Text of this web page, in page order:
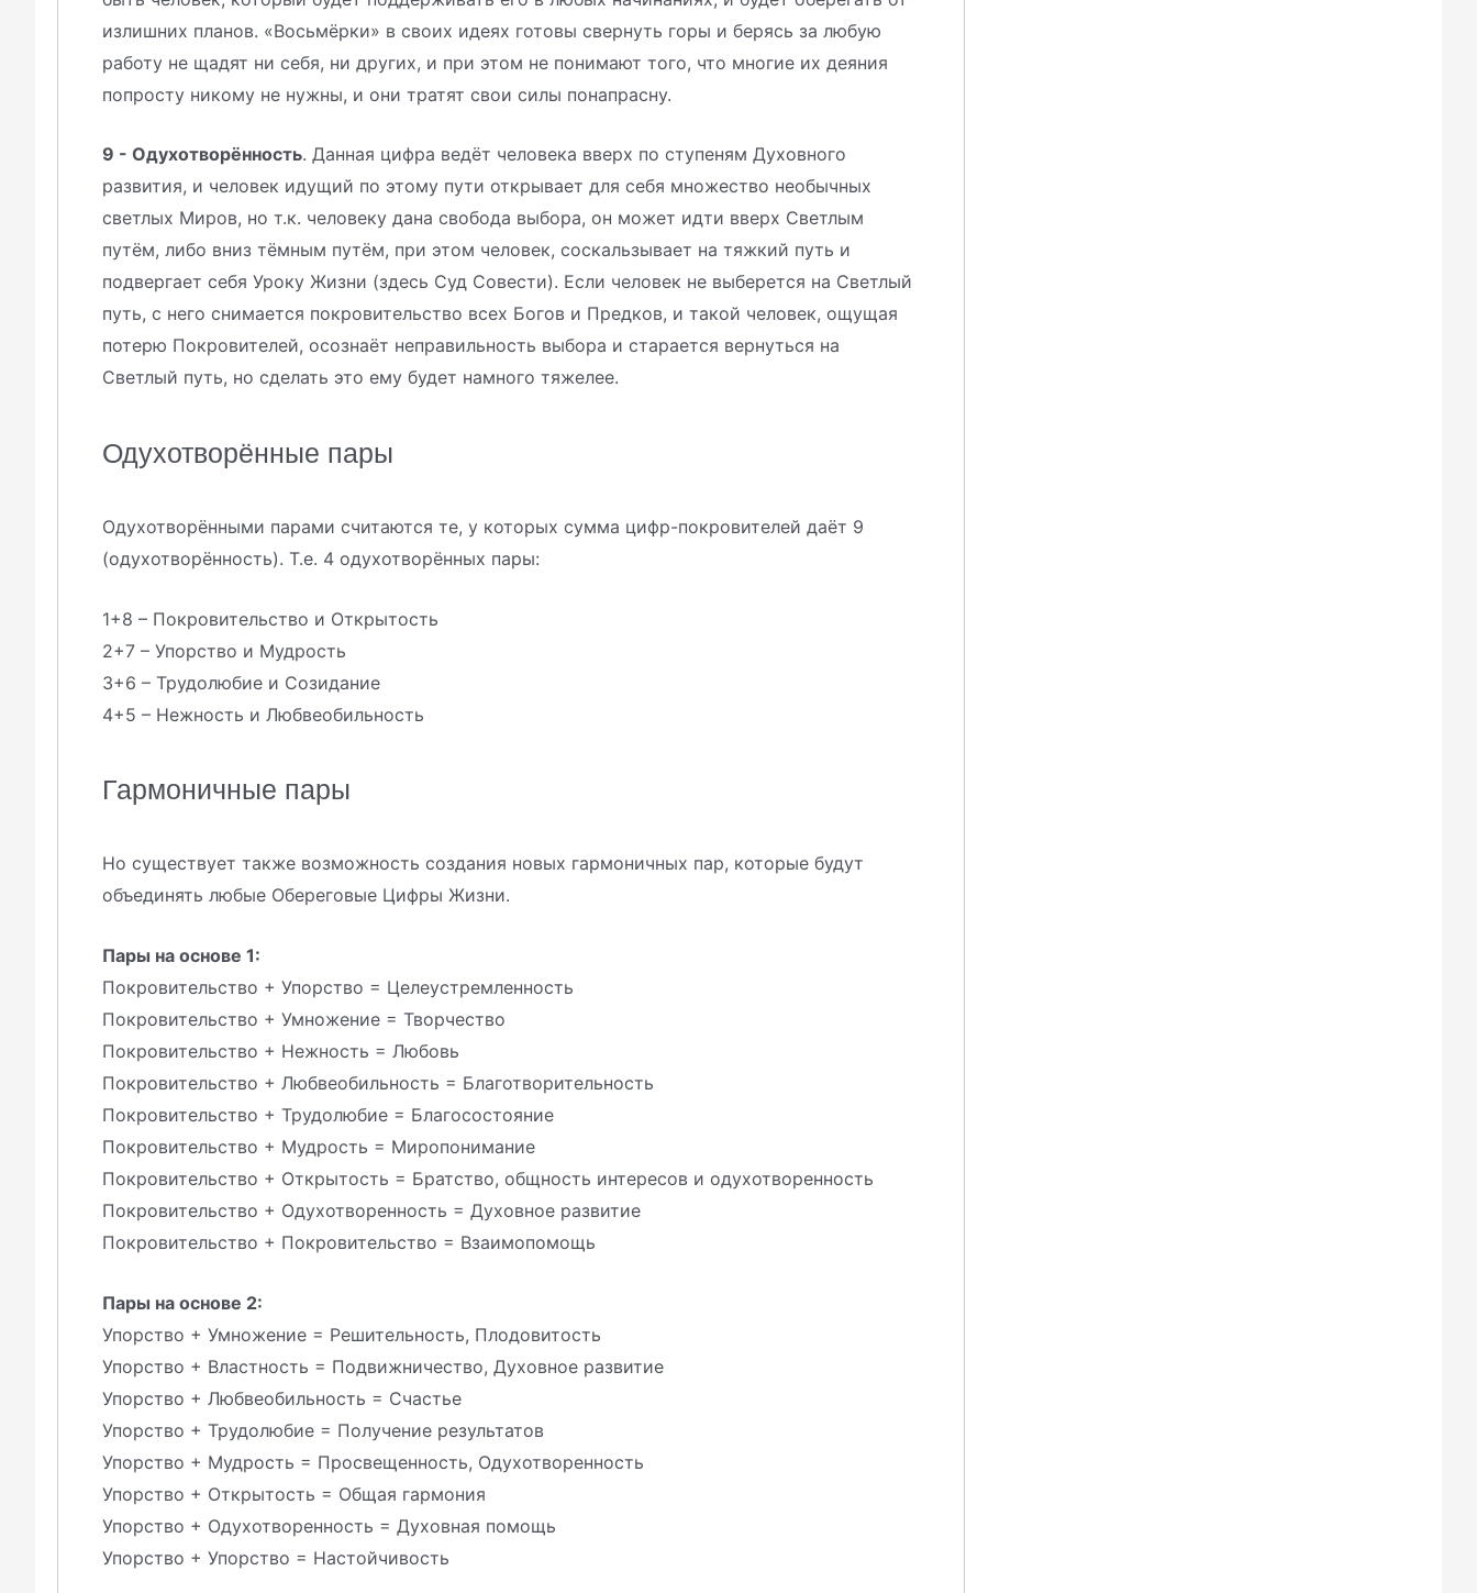
излишних планов. «Восьмёрки» в своих идеях готовы свернуть горы и берясь за любую
работу не щадят ни себя, ни других, и при этом не понимают того, что многие их деяния
попросту никому не нужны, и они тратят свои силы понапрасну.
9 - Одухотворённость. Данная цифра ведёт человека вверх по ступеням Духовного
развития, и человек идущий по этому пути открывает для себя множество необычных
светлых Миров, но т.к. человеку дана свобода выбора, он может идти вверх Светлым
путём, либо вниз тёмным путём, при этом человек, соскальзывает на тяжкий путь и
подвергает себя Уроку Жизни (здесь Суд Совести). Если человек не выберется на Светлый
путь, с него снимается покровительство всех Богов и Предков, и такой человек, ощущая
потерю Покровителей, осознаёт неправильность выбора и старается вернуться на
Светлый путь, но сделать это ему будет намного тяжелее.
Одухотворённые пары
Одухотворёнными парами считаются те, у которых сумма цифр-покровителей даёт 9
(одухотворённость). Т.е. 4 одухотворённых пары:
1+8 – Покровительство и Открытость
2+7 – Упорство и Мудрость
3+6 – Трудолюбие и Созидание
4+5 – Нежность и Любвеобильность
Гармоничные пары
Но существует также возможность создания новых гармоничных пар, которые будут
объединять любые Обереговые Цифры Жизни.
Пары на основе 1:
Покровительство + Упорство = Целеустремленность
Покровительство + Умножение = Творчество
Покровительство + Нежность = Любовь
Покровительство + Любвеобильность = Благотворительность
Покровительство + Трудолюбие = Благосостояние
Покровительство + Мудрость = Миропонимание
Покровительство + Открытость = Братство, общность интересов и одухотворенность
Покровительство + Одухотворенность = Духовное развитие
Покровительство + Покровительство = Взаимопомощь
Пары на основе 2:
Упорство + Умножение = Решительность, Плодовитость
Упорство + Властность = Подвижничество, Духовное развитие
Упорство + Любвеобильность = Счастье
Упорство + Трудолюбие = Получение результатов
Упорство + Мудрость = Просвещенность, Одухотворенность
Упорство + Открытость = Общая гармония
Упорство + Одухотворенность = Духовная помощь
Упорство + Упорство = Настойчивость